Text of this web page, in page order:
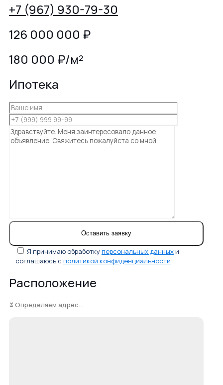
+7 (967) 930-79-30
126 000 000 ₽
180 000 ₽/м²
Ипотека
Я принимаю обработкуперсональных данных и
соглашаюсь с политикой конфиденциальности
Расположение
⏳ Определяем адрес...